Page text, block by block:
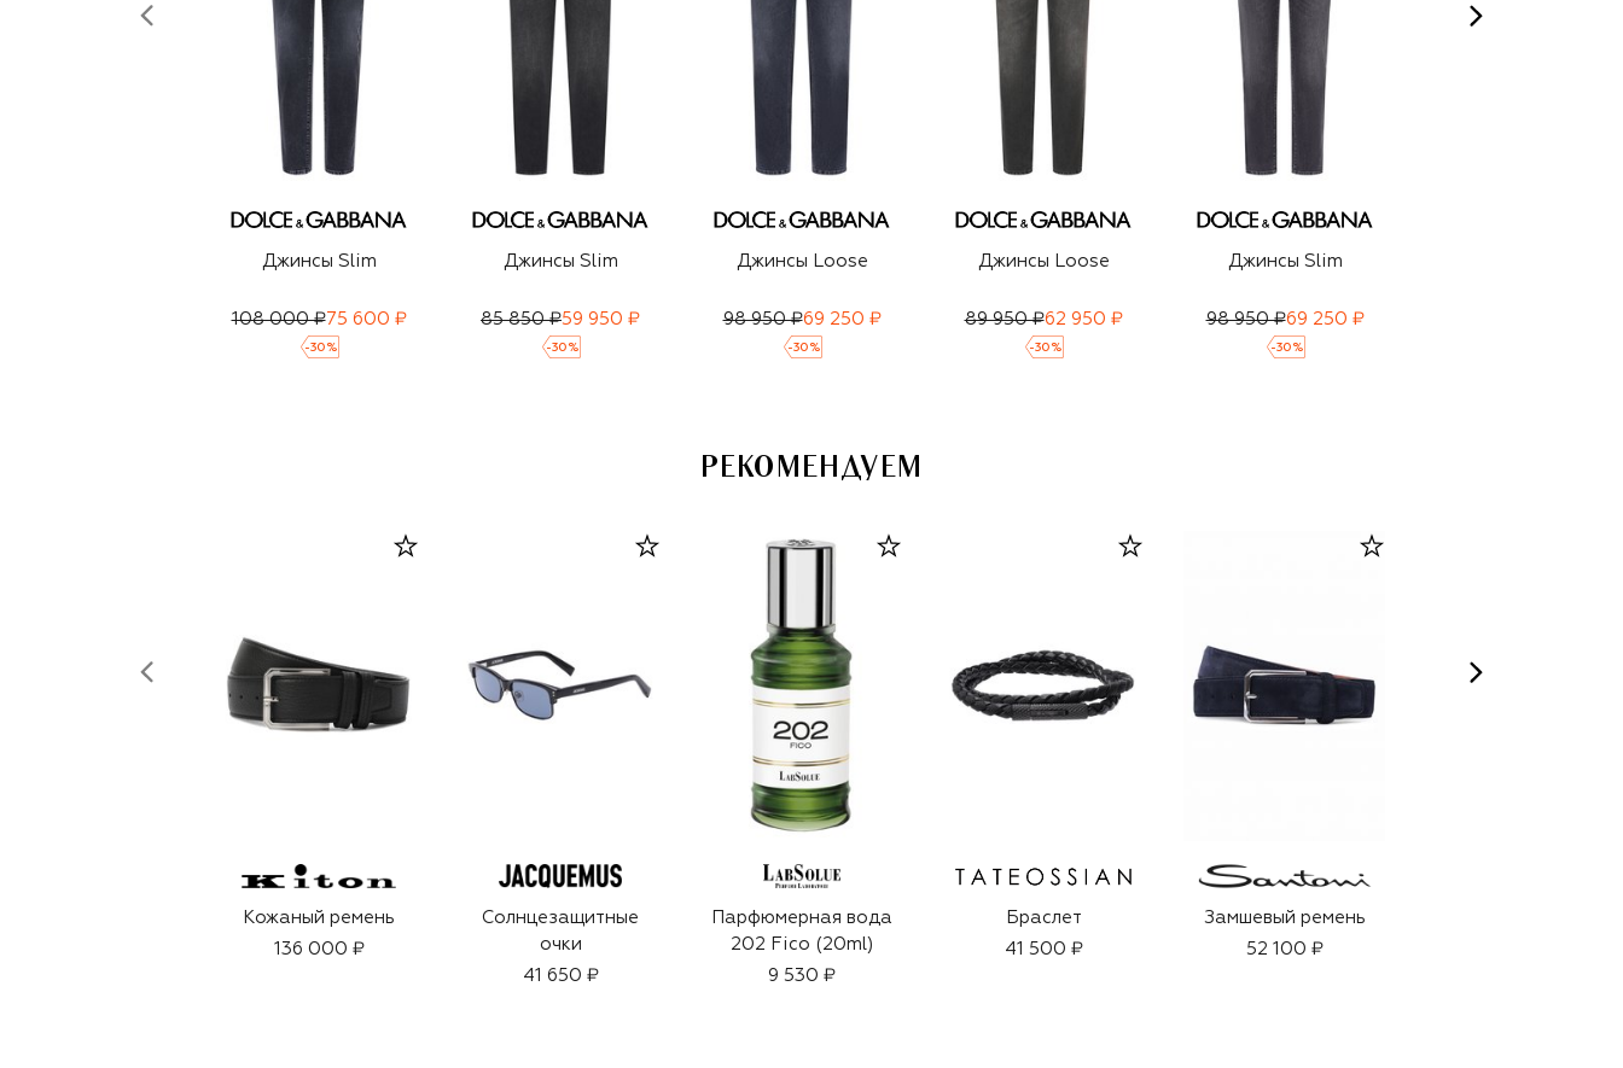
Джинсы Slim
108 000 ₽75 600 ₽
-30 %
Джинсы Slim
85 850 ₽59 950 ₽
-30 %
Джинсы Loose
98 950 ₽69 250 ₽
-30 %
Джинсы Loose
89 950 ₽62 950 ₽
-30 %
Джинсы Slim
98 950 ₽69 250 ₽
-30 %
РЕКОМЕНДУЕМ
Кожаный ремень
136 000 ₽
Солнцезащитные
очки
41 650 ₽
Парфюмерная вода
202 Fico (20ml)
9 530 ₽
Браслет
41 500 ₽
Замшевый ремень
52 100 ₽